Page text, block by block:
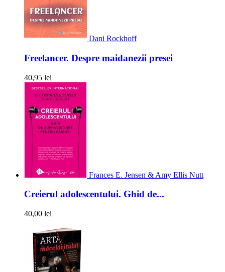
Dani Rockhoff
Freelancer. Despre maidanezii presei
40,95 lei
Frances E. Jensen & Amy Ellis Nutt
Creierul adolescentului. Ghid de...
40,00 lei